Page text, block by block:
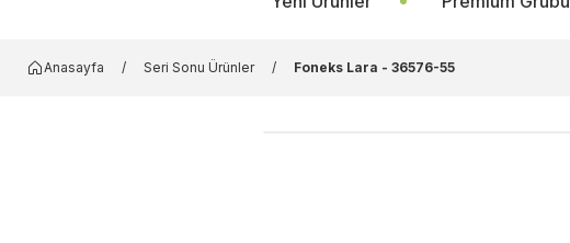
Anasayfa Seri Sonu Ürünler Foneks Lara - 36576-55